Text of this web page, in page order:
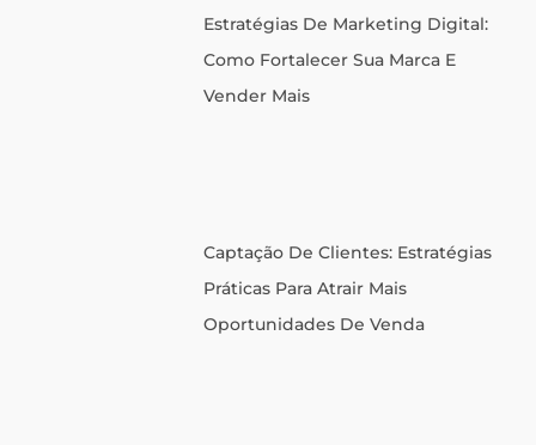
Estratégias De Marketing Digital:
Como Fortalecer Sua Marca E
Vender Mais
Captação De Clientes: Estratégias
Práticas Para Atrair Mais
Oportunidades De Venda